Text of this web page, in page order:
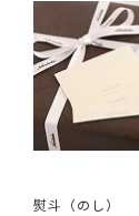
熨斗（のし）